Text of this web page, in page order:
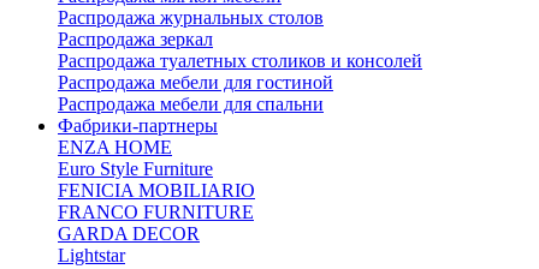
Распродажа журнальных столов
Распродажа зеркал
Распродажа туалетных столиков и консолей
Распродажа мебели для гостиной
Распродажа мебели для спальни
Фабрики-партнеры
ENZA HOME
Euro Style Furniture
FENICIA MOBILIARIO
FRANCO FURNITURE
GARDA DECOR
Lightstar